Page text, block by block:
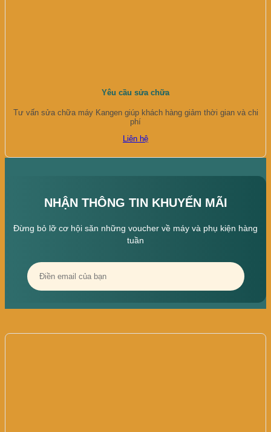
Yêu cầu sửa chữa
Tư vấn sửa chữa máy Kangen giúp khách hàng giảm thời gian và chi
phí
Liên hệ
NHẬN THÔNG TIN KHUYẾN MÃI
Đừng bỏ lỡ cơ hội săn những voucher về máy và phụ kiện hàng
tuần